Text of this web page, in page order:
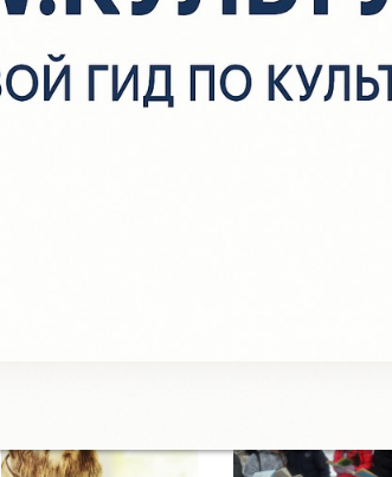
Фета. У него было трепетное лирическое
организовала встречу с учащимися 10
свежем воздухе в парке. Ребята читали стихи
стихотворений из его творчества наизусть.
музыкальна, свыше 180 его стихотворений
композитор Чайковский, который охотно
К. Романову: «Фет есть явление
выражению словом». А Константин